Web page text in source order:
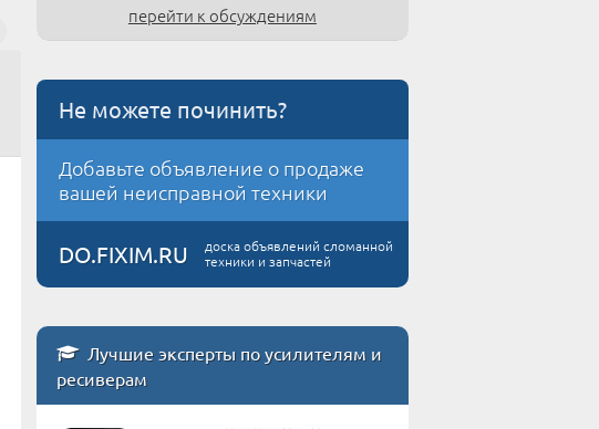
перейти к обсуждениям
Не можете починить?
Добавьте объявление о продаже
вашей неисправной техники
DO.FIXIM.RU
доска объявлений сломанной
техники и запчастей
Лучшие эксперты по усилителям и
ресиверам